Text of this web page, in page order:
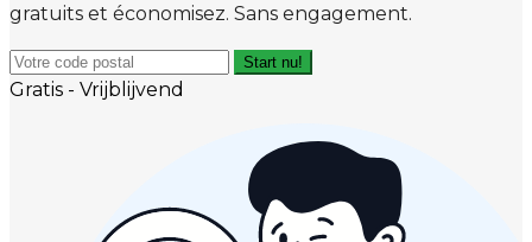
gratuits et économisez. Sans engagement.
Start nu!
Gratis - Vrijblijvend